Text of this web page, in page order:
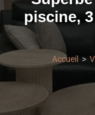
piscine,
Accueil